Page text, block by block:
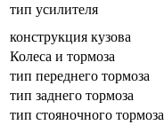
тип усилителя
конструкция кузова
Колеса и тормоза
тип переднего тормоза
тип заднего тормоза
тип стояночного тормоза